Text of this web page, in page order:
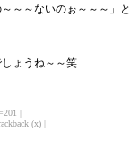
～～ないのぉ～～～」
ょうね～～笑
|
(x) |